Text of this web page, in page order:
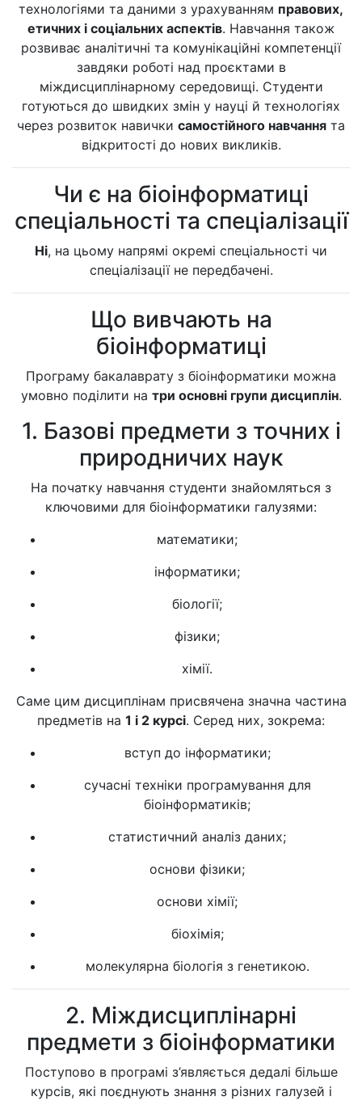
технологіями та даними з урахуванням правових,
етичних і соціальних аспектів. Навчання також
розвиває аналітичні та комунікаційні компетенції
завдяки роботі над проєктами в
міждисциплінарному середовищі. Студенти
готуються до швидких змін у науці й технологіях
через розвиток навички самостійного навчання та
відкритості до нових викликів.
Чи є на біоінформатиці
спеціальності та спеціалізації
Ні, на цьому напрямі окремі спеціальності чи
спеціалізації не передбачені.
Що вивчають на
біоінформатиці
Програму бакалаврату з біоінформатики можна
умовно поділити на три основні групи дисциплін.
1. Базові предмети з точних і
природничих наук
На початку навчання студенти знайомляться з
ключовими для біоінформатики галузями:
математики;
інформатики;
біології;
фізики;
хімії.
Саме цим дисциплінам присвячена значна частина
предметів на 1 і 2 курсі. Серед них, зокрема:
вступ до інформатики;
сучасні техніки програмування для
біоінформатиків;
статистичний аналіз даних;
основи фізики;
основи хімії;
біохімія;
молекулярна біологія з генетикою.
2. Міждисциплінарні
предмети з біоінформатики
Поступово в програмі з’являється дедалі більше
курсів, які поєднують знання з різних галузей і